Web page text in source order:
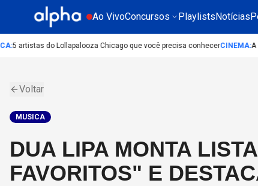
Ao VivoConcursos PlaylistsNotícias
:5 artistas do Lollapalooza Chicago que você precisa conhecerCINEMA:A
Voltar
MUSICA
DUA LIPA MONTA
FAVORITOS" E